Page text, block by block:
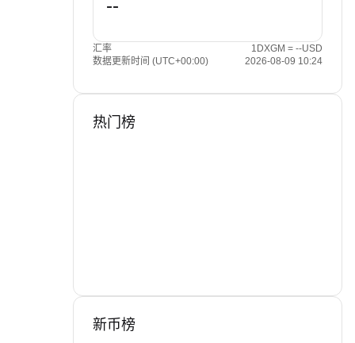
汇率
1DXGM = --USD
数据更新时间 (UTC+00:00)
2026-08-09 10:24
热门榜
新币榜